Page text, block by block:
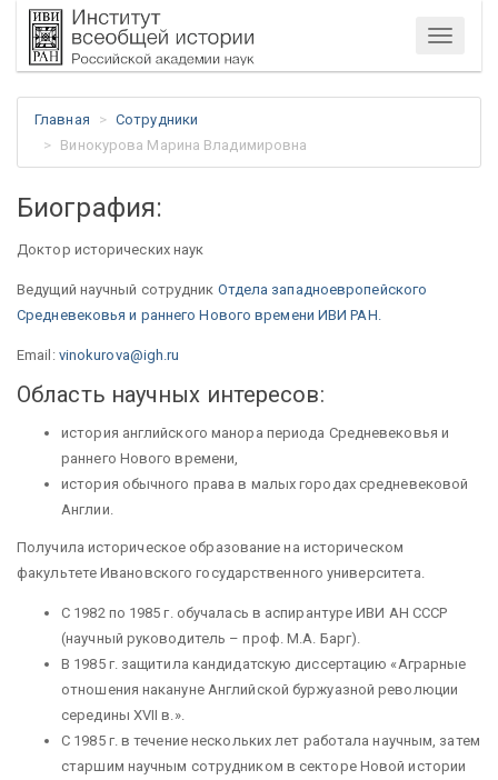
Меню
Главная
Сотрудники
Винокурова Марина Владимировна
Биография:
Доктор исторических наук
Ведущий научный сотрудник Отдела западноевропейского
Средневековья и раннего Нового времени ИВИ РАН.
Email: vinokurova@igh.ru
Область научных интересов:
история английского манора периода Средневековья и
раннего Нового времени,
история обычного права в малых городах средневековой
Англии.
Получила историческое образование на историческом
факультете Ивановского государственного университета.
С 1982 по 1985 г. обучалась в аспирантуре ИВИ АН СССР
(научный руководитель – проф. М.А. Барг).
В 1985 г. защитила кандидатскую диссертацию «Аграрные
отношения накануне Английской буржуазной революции
середины XVII в.».
С 1985 г. в течение нескольких лет работала научным, затем
старшим научным сотрудником в секторе Новой истории